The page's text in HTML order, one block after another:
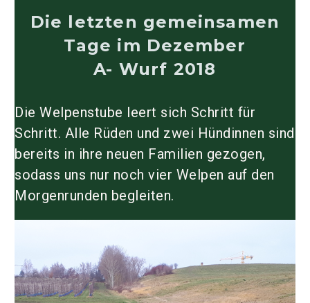
Die letzten gemeinsamen
Tage im Dezember
A- Wurf 2018
Die Welpenstube leert sich Schritt für
Schritt. Alle Rüden und zwei Hündinnen sind
bereits in ihre neuen Familien gezogen,
sodass uns nur noch vier Welpen auf den
Morgenrunden begleiten.